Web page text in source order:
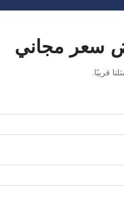
سعر مجاني
قريبًا.